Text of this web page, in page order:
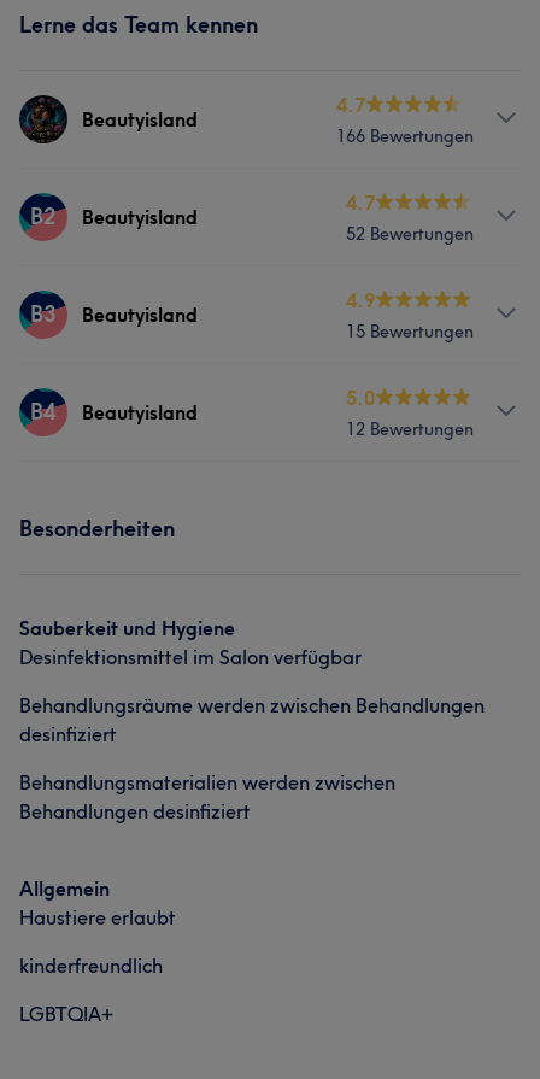
Lerne das Team kennen
Beautyisland
4.7
166 Bewertungen
Services
Haarentfernung Kosmetische Zahnmedizin
Was unsere Kunden über Beautyisland sagen
B2 Beautyisland
4.7
52 Bewertungen
Services
Haarentfernung Kosmetische Zahnmedizin
B3 Beautyisland
4.9
15 Bewertungen
Services
B4 Beautyisland
5.0
12 Bewertungen
Besonderheiten
Sauberkeit und Hygiene
Desinfektionsmittel im Salon verfügbar
Behandlungsräume werden zwischen Behandlungen
desinfiziert
Behandlungsmaterialien werden zwischen
Behandlungen desinfiziert
Allgemein
Haustiere erlaubt
kinderfreundlich
LGBTQIA+